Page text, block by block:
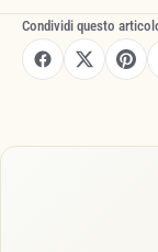
Condividi questo